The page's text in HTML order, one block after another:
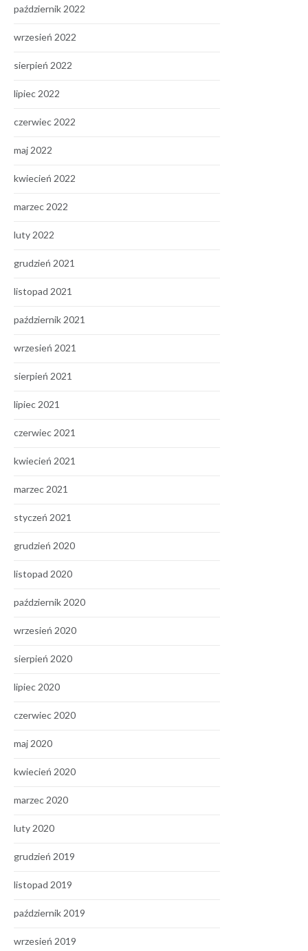
październik 2022
wrzesień 2022
sierpień 2022
lipiec 2022
czerwiec 2022
maj 2022
kwiecień 2022
marzec 2022
luty 2022
grudzień 2021
listopad 2021
październik 2021
wrzesień 2021
sierpień 2021
lipiec 2021
czerwiec 2021
kwiecień 2021
marzec 2021
styczeń 2021
grudzień 2020
listopad 2020
październik 2020
wrzesień 2020
sierpień 2020
lipiec 2020
czerwiec 2020
maj 2020
kwiecień 2020
marzec 2020
luty 2020
grudzień 2019
listopad 2019
październik 2019
wrzesień 2019